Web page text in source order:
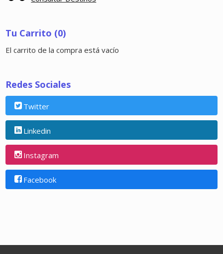
Tu Carrito (0)
El carrito de la compra está vacío
Redes Sociales
Twitter
Linkedin
Instagram
Facebook